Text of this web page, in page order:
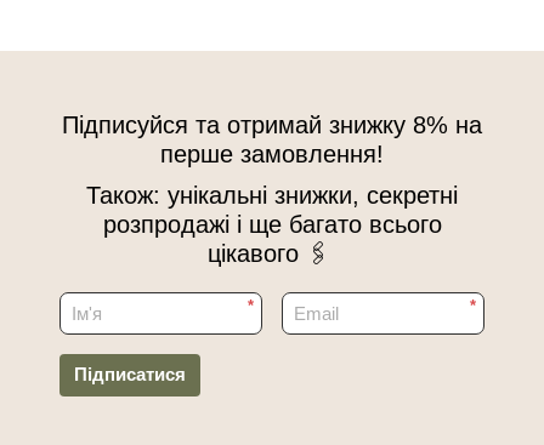
Підписуйся та отримай знижку 8% на
перше замовлення!
Також: унікальні знижки, секретні
розпродажі і ще багато всього
цікавого 🖇
* *
Підписатися